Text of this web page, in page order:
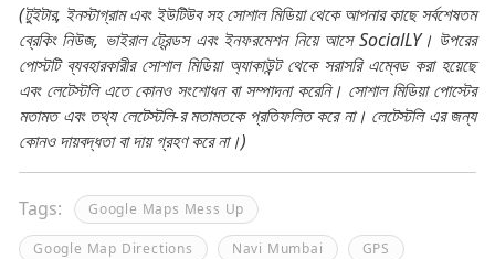
(টুইটার, ইনস্টাগ্রাম এবং ইউটিউব সহ সোশাল মিডিয়া থেকে আপনার কাছে সর্বশেষতম
ব্রেকিং নিউজ, ভাইরাল ট্রেন্ডস এবং ইনফরমেশন নিয়ে আসে SocialLY। উপরের
পোস্টটি ব্যবহারকারীর সোশাল মিডিয়া অ্যাকাউন্ট থেকে সরাসরি এম্বেড করা হয়েছে
এবং লেটেস্টলি এতে কোনও সংশোধন বা সম্পাদনা করেনি। সোশাল মিডিয়া পোস্টের
মতামত এবং তথ্য লেটেস্টলি-র মতামতকে প্রতিফলিত করে না। লেটেস্টলি এর জন্য
কোনও দায়বদ্ধতা বা দায় গ্রহণ করে না।)
Tags: Google Maps Mess Up
Google Map Directions Navi Mumbai GPS